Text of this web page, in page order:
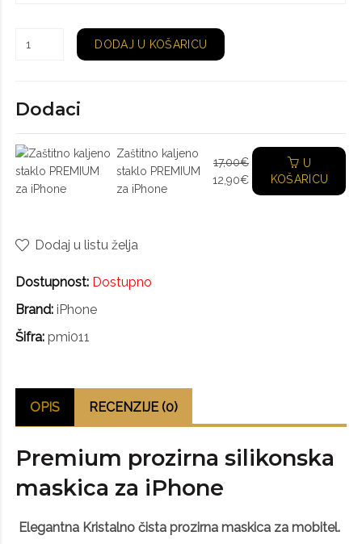
DODAJ U KOŠARICU
Dodaci
Zaštitno kaljeno
staklo PREMIUM
za iPhone
17,00€
12,90€
U
KOŠARICU
Dodaj u listu želja
Dostupnost: Dostupno
Brand: iPhone
Šifra: pmi011
OPIS RECENZIJE (0)
Premium prozirna silikonska
maskica za iPhone
Elegantna Kristalno čista prozirna maskica za mobitel.